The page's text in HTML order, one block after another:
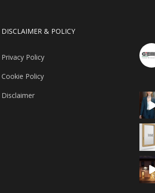
DISCLAIMER & POLICY
Privacy Policy
Cookie Policy
Disclaimer